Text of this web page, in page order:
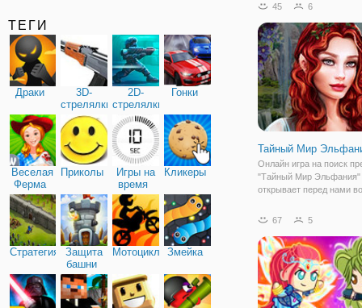
ТЕГИ
Драки
3D-
стрелялки
2D-
стрелялки
Гонки
Веселая
Ферма
Приколы
Игры на
время
Кликеры
Стратегия
Защита
башни
МотоциклыЗмейка
45 6
Тайный Мир
Онлайн игра на поиск
"Тайный Мир Эльфания"
открывает перед нами
требуется отыскать
справиться с темной
обрушившейся на
67 5